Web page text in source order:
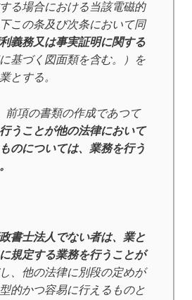
る場合における当該電磁的
この条及び次条において同
義務又は事実証明に関する
基づく図面類を含む。）を
とする。
項の書類の作成であつて
うことが他の法律において
のについては、業務を行う
書士法人でない者は、業と
規定する業務を行うことが
、他の法律に別段の定めが
的かつ容易に行えるものと